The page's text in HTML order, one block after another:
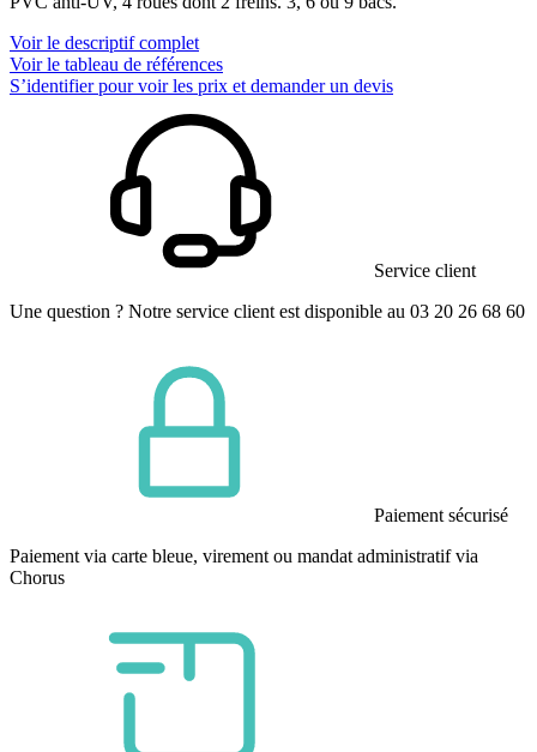
Voir le descriptif complet
Voir le tableau de références
S’identifier pour voir les prix et demander un devis
Service client
Une question ? Notre service client est disponible au 03 20 26 68 60
Paiement sécurisé
Paiement via carte bleue, virement ou mandat administratif via
Chorus